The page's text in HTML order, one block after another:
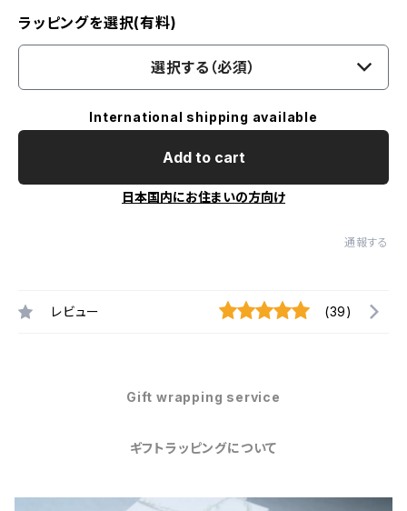
ラッピングを選択(有料)
選択する（必須）
International shipping available
Add to cart
日本国内にお住まいの方向け
通報する
レビュー (39)
Gift wrapping service
ギフトラッピングについて